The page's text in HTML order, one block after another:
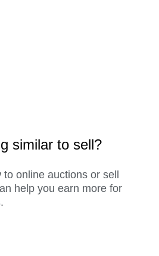
similar to sell?
online auctions or sell
help you earn more for